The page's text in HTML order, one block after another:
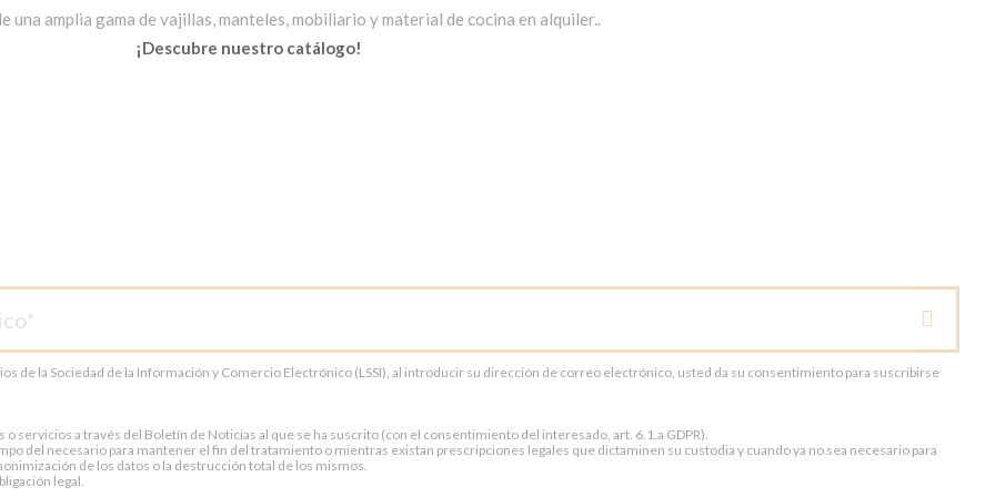
una amplia gama de vajillas, manteles, mobiliario y material de cocina en alquiler..
¡Descubre nuestro catálogo!
de la Sociedad de la Información y Comercio Electrónico (LSSI), al introducir su dirección de correo electrónico, usted da su consentimiento para suscribirse
servicios a través del Boletín de Noticias al que se ha suscrito (con el consentimiento del interesado, art. 6.1.a GDPR).
del necesario para mantener el fin del tratamiento o mientras existan prescripciones legales que dictaminen su custodia y cuando ya no sea necesario para
de los datos o la destrucción total de los mismos.
legal.